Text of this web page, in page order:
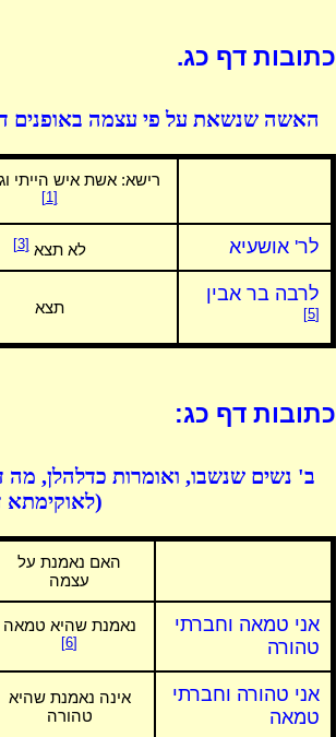
כתובות דף כג.
האשה שנשאת על פי עצמה באופנים
רישא: אשת איש הייתי
[1]
לר' אושעיא לא תצא[3]
לרבה בר אבין
[5] תצא
כתובות דף כג:
ב' נשים שנשבו, ואומרות כדלהלן, מה
(לאוקימתא
האם נאמנת על
עצמה
אני טמאה וחברתי
טהורה
נאמנת שהיא טמאה
[6]
אני טהורה וחברתי
טמאה
אינה נאמנת שהיא
טהורה